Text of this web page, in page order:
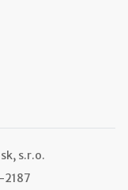
s.r.o.
2187